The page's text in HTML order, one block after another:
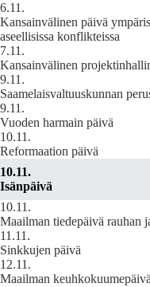
6.11.
Kansainvälinen päivä
aseellisissa konflikteissa
7.11.
Kansainvälinen
9.11.
Saamelaisvaltuuskunnan
9.11.
Vuoden harmain päivä
10.11.
Reformaation päivä
10.11.
Isänpäivä
10.11.
Maailman tiedepäivä rauhan
11.11.
Sinkkujen päivä
12.11.
Maailman